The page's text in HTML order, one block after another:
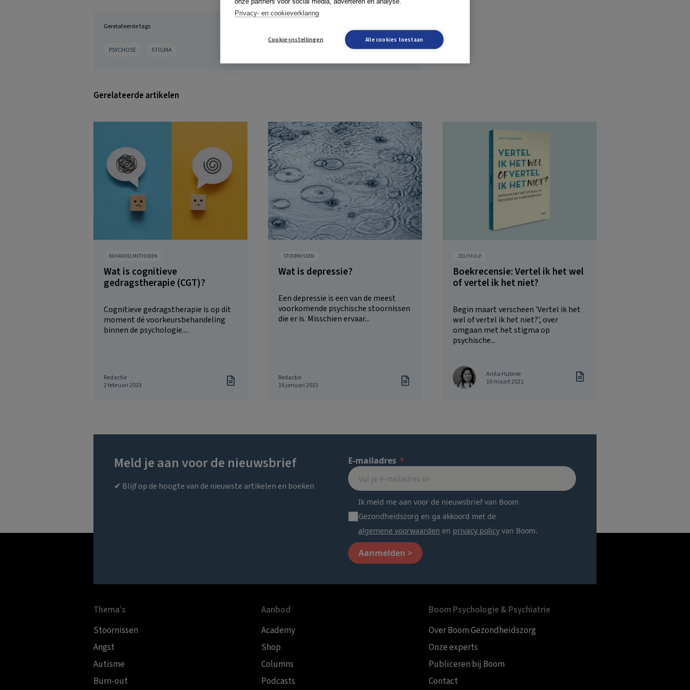
Gerelateerde tags
PSYCHOSE STIGMA
Gerelateerde artikelen
BEHANDELMETHODEN
Wat is cognitieve
gedragstherapie (CGT)?
Cognitieve gedragstherapie is op dit
moment dé voorkeursbehandeling
binnen de psychologie....
Redactie
2 februari 2023
STOORNISSEN
Wat is depressie?
Een depressie is een van de meest
voorkomende psychische stoornissen
die er is. Misschien ervaar...
Redactie
16 januari 2023
ZELFHULP
Boekrecensie: Vertel ik het wel
of vertel ik het niet?
Begin maart verscheen 'Vertel ik het
wel of vertel ik het niet?', over
omgaan met het stigma op
psychische...
Anita Hubner
16 maart 2021
Meld je aan voor de nieuwsbrief
✔ Blijf op de hoogte van de nieuwste artikelen en boeken
E-mailadres
Ik meld me aan voor de nieuwsbrief van Boom
Gezondheidszorg en ga akkoord met de
algemene voorwaarden en privacy policy van Boom.
Aanmelden >
Thema’s
Stoornissen
Angst
Autisme
Burn-out
Aanbod
Academy
Shop
Columns
Podcasts
Boom Psychologie & Psychiatrie
Over Boom Gezondheidszorg
Onze experts
Publiceren bij Boom
Contact
Privacy- en cookieverklaring
Cookie-instellingen Alle cookies toestaan